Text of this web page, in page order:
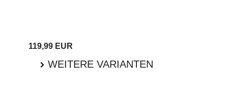
119,99 EUR
WEITERE VARIANTEN